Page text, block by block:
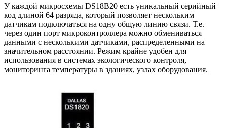
У каждой микросхемы DS18B20 есть уникальный серийный
код длиной 64 разряда, который позволяет нескольким
датчикам подключаться на одну общую линию связи. Т.е.
через один порт микроконтроллера можно обмениваться
данными с несколькими датчиками, распределенными на
значительном расстоянии. Режим крайне удобен для
использования в системах экологического контроля,
мониторинга температуры в зданиях, узлах оборудования.